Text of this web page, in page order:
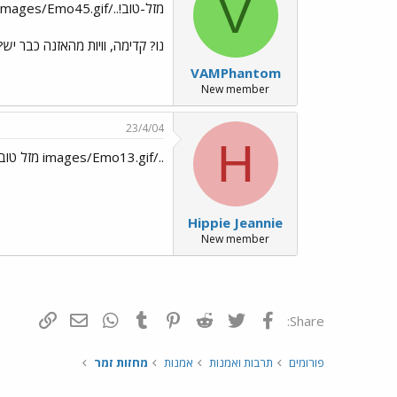
V
VAMPhantom
New member
מזל-טוב!../images/Emo6.gif../images/Emo45.gif
נו? קדימה, וויות מהאזנה כבר
H
Hippie Jeannie
New member
23/4/04
../images/Emo13.gif מזל טוב, תהנה!
Share: פייסבוק Twitter
Reddit
Pinterest
Tumblr
WhatsAppדואר אלקטרוני
פורומים תרבות ואמנות אמנות מחזות זמר